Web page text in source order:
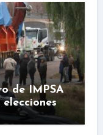
de IMPSA